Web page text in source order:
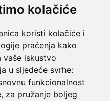
kolačiće
koristi kolačiće i
praćenja kako
vaše iskustvo
u sljedeće svrhe:
funkcionalnost
, za pružanje boljeg
novac